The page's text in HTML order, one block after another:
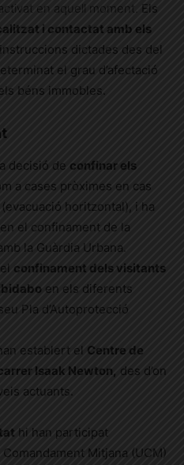
en aquell moment. Els
i contactat amb els
dictades des del
el grau d’afectació
béns immobles.
decisió de confinar els
a cases pròximes en cas
horitzontal), i ha
el confinament de la
la Guàrdia Urbana.
confinament dels visitants
en els diferents
Pla d’Autoprotecció
establert el Centre de
Isaak Newton, des d’on
actuants.
hi han participat
Mitjana (UCM)